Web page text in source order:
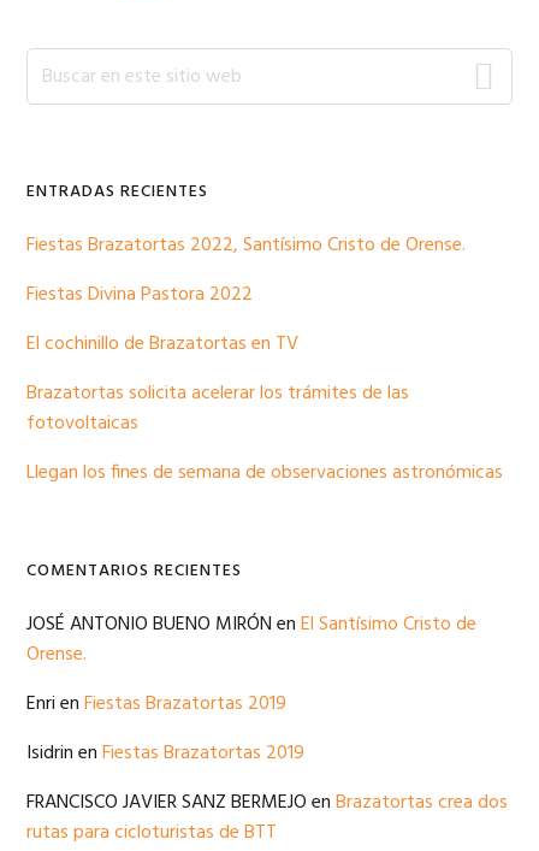
Barra
lateral
primaria
Buscar
en
web
ENTRADAS RECIENTES
Fiestas Brazatortas 2022, Santísimo Cristo de Orense.
Fiestas Divina Pastora 2022
El cochinillo de Brazatortas en TV
Brazatortas solicita acelerar los trámites de las
fotovoltaicas
Llegan los fines de semana de observaciones astronómicas
COMENTARIOS RECIENTES
JOSÉ ANTONIO BUENO MIRÓNenEl Santísimo Cristo de
Orense.
EnrienFiestas Brazatortas 2019
IsidrinenFiestas Brazatortas 2019
FRANCISCO JAVIER SANZ BERMEJOenBrazatortas crea dos
rutas para cicloturistas de BTT